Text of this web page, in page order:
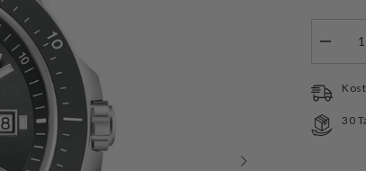
Swiss
Military
Quarz
30